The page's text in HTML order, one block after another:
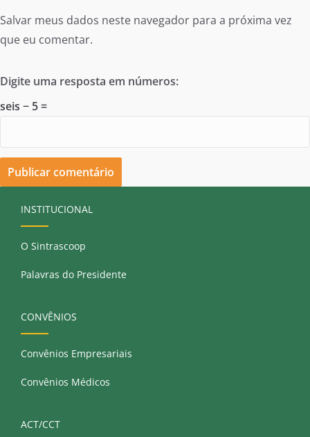
Salvar meus dados neste navegador para a próxima vez
que eu comentar.
Digite uma resposta em números:
seis − 5 =
INSTITUCIONAL
O Sintrascoop
Palavras do Presidente
CONVÊNIOS
Convênios Empresariais
Convênios Médicos
ACT/CCT